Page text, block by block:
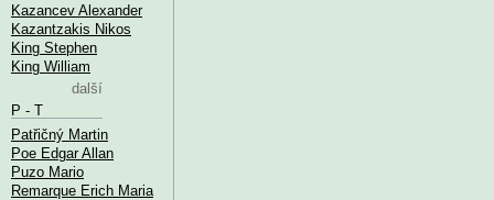
Kazancev Alexander
Kazantzakis Nikos
King Stephen
King William
další
P - T
Patřičný Martin
Poe Edgar Allan
Puzo Mario
Remarque Erich Maria